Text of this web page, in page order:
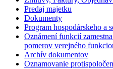
Predaj majetku
Dokumenty
Program hospodárskeho a
Oznámení funkcií
pomerov verejného
Archív dokumentov
Oznamovanie